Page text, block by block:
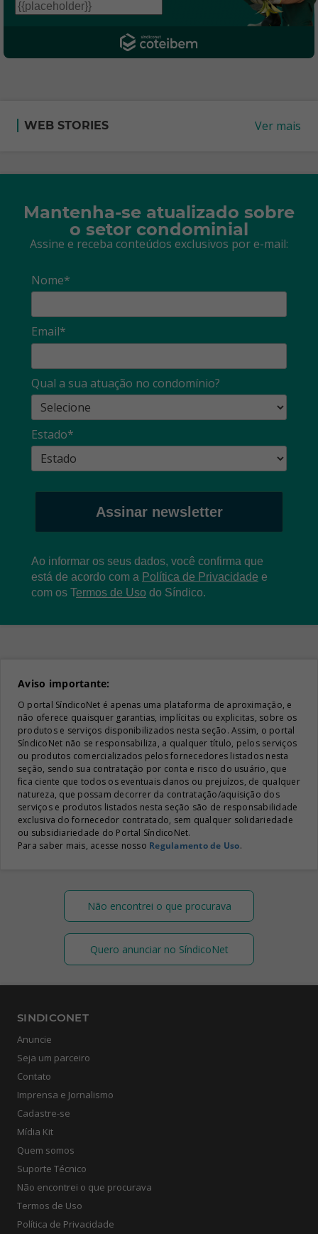
WEB STORIES Ver mais
Mantenha-se atualizado sobre
o setor condominial
Assine e receba conteúdos exclusivos por e-mail:
Nome*
Email*
Qual a sua atuação no condomínio?
Estado*
Assinar newsletter
Ao informar os seus dados, você confirma que
está de acordo com a Política de Privacidade e
com os Termos de Uso do Síndico.
Aviso importante:
O portal SíndicoNet é apenas uma plataforma de aproximação, e
não oferece quaisquer garantias, implícitas ou explicitas, sobre os
produtos e serviços disponibilizados nesta seção. Assim, o portal
SíndicoNet não se responsabiliza, a qualquer título, pelos serviços
ou produtos comercializados pelos fornecedores listados nesta
seção, sendo sua contratação por conta e risco do usuário, que
fica ciente que todos os eventuais danos ou prejuízos, de qualquer
natureza, que possam decorrer da contratação/aquisição dos
serviços e produtos listados nesta seção são de responsabilidade
exclusiva do fornecedor contratado, sem qualquer solidariedade
ou subsidiariedade do Portal SíndicoNet.
Para saber mais, acesse nosso Regulamento de Uso.
Não encontrei o que procurava
Quero anunciar no SíndicoNet
SINDICONET
Anuncie
Seja um parceiro
Contato
Imprensa e Jornalismo
Cadastre-se
Mídia Kit
Quem somos
Suporte Técnico
Não encontrei o que procurava
Termos de Uso
Política de Privacidade